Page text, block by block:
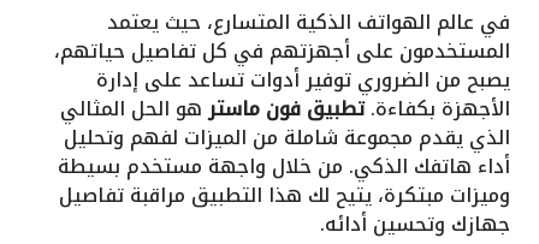
في عالم الهواتف الذكية المتسارع، حيث يعتمد
المستخدمون على أجهزتهم في كل تفاصيل حياتهم،
يصبح من الضروري توفير أدوات تساعد على إدارة
الأجهزة بكفاءة.تطبيق فون ماسترهو الحل المثالي
الذي يقدم مجموعة شاملة من الميزات لفهم وتحليل
أداء هاتفك الذكي. من خلال واجهة مستخدم بسيطة
وميزات مبتكرة، يتيح لك هذا التطبيق مراقبة تفاصيل
جهازك وتحسين أدائه.